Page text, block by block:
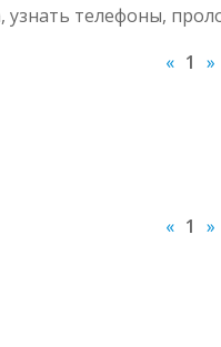
телефоны,
« 1 »
« 1 »